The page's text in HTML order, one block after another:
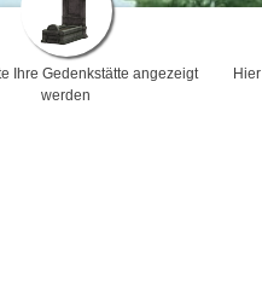
Ihre Gedenkstätte angezeigt
werden